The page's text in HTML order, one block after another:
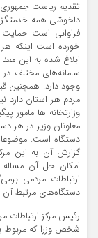
تقدیم ریاست
دلخوشی همه
فراوانی است
خورده است اینکه هر
ابلاغ شده به این
سامانه‌های مختلف
وجود دارد. همچنین
مردم هر استان دارد
وزارتخانه ها مامور
معاونان وزیر در هر
دستگاه است.
گزارش آن به این
امکان حل آن مساله
ارتباطات مردمی
دستگاه‌های مرتبط آن
رئیس مرکز ارتباطات
شخص وزرا که مربوط